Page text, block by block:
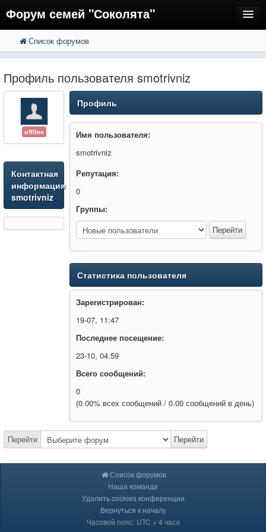
Форум семей "Соколята"
FAQ
Регистрация
Вход
Список форумов
Профиль пользователя smotrivniz
offline
Контактная
информация
smotrivniz
Профиль
Имя пользователя:
smotrivniz
Репутация:
0
Группы:
Статистика пользователя
Зарегистрирован:
19-07, 11:47
Последнее посещение:
23-10, 04:59
Всего сообщений:
0
(0.00% всех сообщений / 0.00 сообщений в день)
Перейти Перейти
Список форумов
Наша команда
Удалить cookies конференции
Вернуться к началу
Часовой пояс: UTC + 4 часа